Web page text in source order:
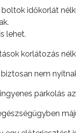
boltok időkorlát
lehet.
korlátozás
nem
parkolás